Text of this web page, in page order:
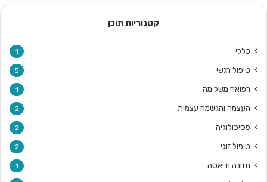
קטגוריות תוכן
כללי 1
טיפול רגשי 5
רפואה משלימה 1
העצמה והגשמה עצמית 2
פסיכולוגיה 2
טיפול זוגי 2
תזונה ודיאטה 1